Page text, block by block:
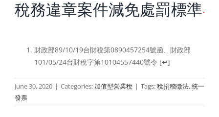
稅務違章案件減免處罰標準
財政部89/10/19台財稅第0890457254號函、財政部
101/05/24台財稅字第10104557440號令 [↩]
June 30, 2020 | Categories: 加值型營業稅 | Tags:稅捐稽徵法,統一
發票
紅
店
為
何
不